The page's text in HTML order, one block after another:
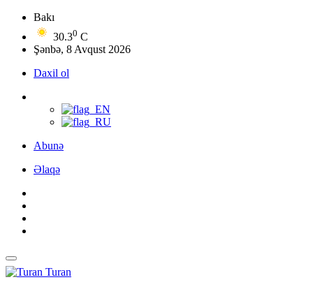
Bakı
30.30 C
Şənbə, 8 Avqust 2026
Daxil ol
Abunə
Əlaqə
Turan